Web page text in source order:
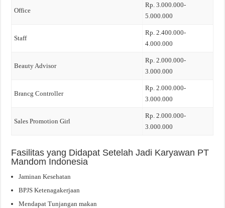
Office
Rp. 3.000.000-
5.000.000
Staff
Rp. 2.400.000-
4.000.000
Beauty Advisor
Rp. 2.000.000-
3.000.000
Brancg Controller
Rp. 2.000.000-
3.000.000
Sales Promotion Girl
Rp. 2.000.000-
3.000.000
Fasilitas yang Didapat Setelah Jadi Karyawan PT
Mandom Indonesia
Jaminan Kesehatan
BPJS Ketenagakerjaan
Mendapat Tunjangan makan